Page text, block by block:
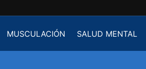
MUSCULACIÓN
SALUD MENTAL